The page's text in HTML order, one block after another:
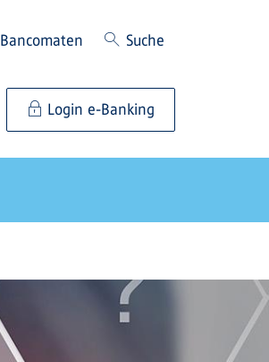
Bancomaten Suche
Login e-Banking